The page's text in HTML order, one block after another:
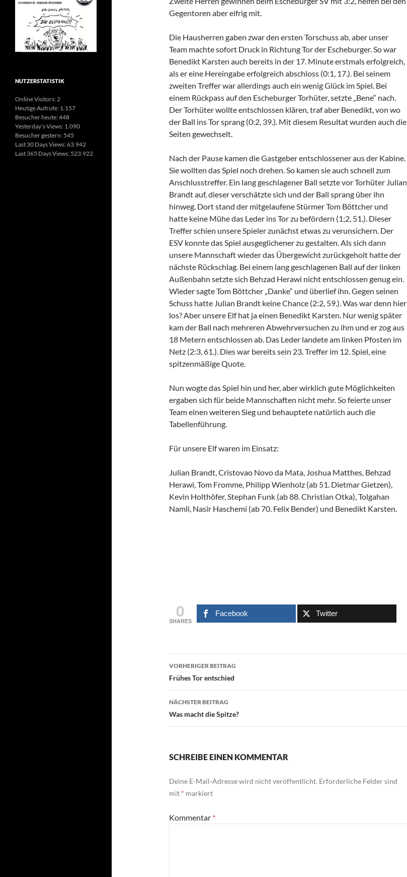
Gegentoren aber eifrig mit.
Die Hausherren gaben zwar den ersten Torschuss ab, aber unser
Team machte sofort Druck in Richtung Tor der Escheburger. So war
Benedikt Karsten auch bereits in der 17. Minute erstmals erfolgreich,
als er eine Hereingabe erfolgreich abschloss (0:1, 17.). Bei seinem
zweiten Treffer war allerdings auch ein wenig Glück im Spiel. Bei
einem Rückpass auf den Escheburger Torhüter, setzte „Bene“ nach.
Der Torhüter wollte entschlossen klären, traf aber Benedikt, von wo
der Ball ins Tor sprang (0:2, 39.). Mit diesem Resultat wurden auch die
Seiten gewechselt.
Nach der Pause kamen die Gastgeber entschlossener aus der Kabine.
Sie wollten das Spiel noch drehen. So kamen sie auch schnell zum
Anschlusstreffer. Ein lang geschlagener Ball setzte vor Torhüter Julian
Brandt auf, dieser verschätzte sich und der Ball sprang über ihn
hinweg. Dort stand der mitgelaufene Stürmer Tom Böttcher und
hatte keine Mühe das Leder ins Tor zu befördern (1;2, 51.). Dieser
Treffer schien unsere Spieler zunächst etwas zu verunsichern. Der
ESV konnte das Spiel ausgeglichener zu gestalten. Als sich dann
unsere Mannschaft wieder das Übergewicht zurückgeholt hatte der
nächste Rückschlag. Bei einem lang geschlagenen Ball auf der linken
Außenbahn setzte sich Behzad Herawi nicht entschlossen genug ein.
Wieder sagte Tom Böttcher „Danke“ und überlief ihn. Gegen seinen
Schuss hatte Julian Brandt keine Chance (2:2, 59.). Was war denn hier
los? Aber unsere Elf hat ja einen Benedikt Karsten. Nur wenig später
kam der Ball nach mehreren Abwehrversuchen zu ihm und er zog aus
18 Metern entschlossen ab. Das Leder landete am linken Pfosten im
Netz (2:3, 61.). Dies war bereits sein 23. Treffer im 12. Spiel, eine
spitzenmäßige Quote.
Nun wogte das Spiel hin und her, aber wirklich gute Möglichkeiten
ergaben sich für beide Mannschaften nicht mehr. So feierte unser
Team einen weiteren Sieg und behauptete natürlich auch die
Tabellenführung.
Für unsere Elf waren im Einsatz:
Julian Brandt, Cristovao Novo da Mata, Joshua Matthes, Behzad
Herawi, Tom Fromme, Philipp Wienholz (ab 51. Dietmar Gietzen),
Kevin Holthöfer, Stephan Funk (ab 88. Christian Otka), Tolgahan
Namli, Nasir Haschemi (ab 70. Felix Bender) und Benedikt Karsten.
0
SHARES
Facebook Twitter
Beitragsnavigation
VORHERIGER BEITRAG
Frühes Tor entschied
NÄCHSTER BEITRAG
Was macht die Spitze?
SCHREIBE EINEN KOMMENTAR
Deine E-Mail-Adresse wird nicht veröffentlicht. Erforderliche Felder sind
mit * markiert
Kommentar *
NUTZERSTATISTIK
Online Visitors: 2
Heutige Aufrufe: 1.157
Besucher heute:448
Yesterday's Views: 1.090
Besucher gestern: 545
Last 30 Days Views:63.942
Last 365 Days Views: 523.922